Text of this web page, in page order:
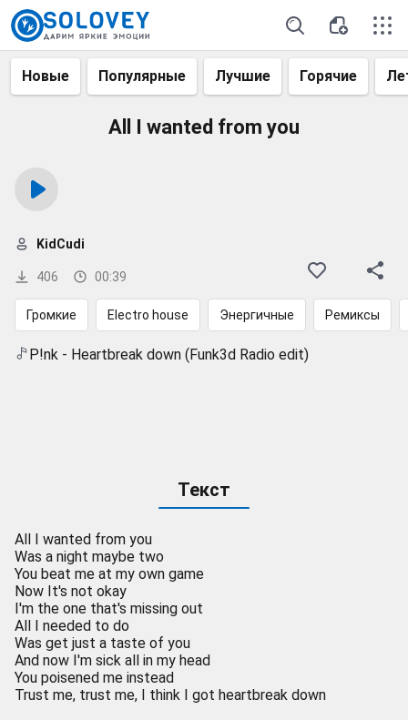
Новые Популярные Лучшие Горячие
All I wanted from you
406 00:39
KidCudi
Громкие Electro house Энергичные Ремиксы
P!nk - Heartbreak down (Funk3d Radio edit)
Текст
All I wanted from you
Was a night maybe two
You beat me at my own game
Now It's not okay
I'm the one that's missing out
All I needed to do
Was get just a taste of you
And now I'm sick all in my head
You poisened me instead
Trust me, trust me, I think I got heartbreak down